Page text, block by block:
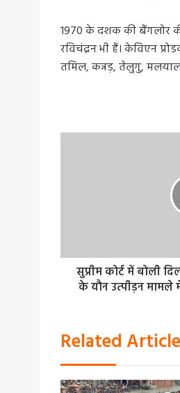
1970 के दशक की बैंगलोर
रविचंद्रन भी हैं। केविएन
तमिल, कन्नड़, तेलुगु,
सुप्रीम कोर्ट में बोली
के यौन उत्पीड़न मामले
Related